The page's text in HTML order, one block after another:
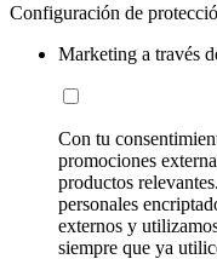
Configuración de
Marketing a través
Con tu
promociones
productos
personales
externos y
siempre que ya